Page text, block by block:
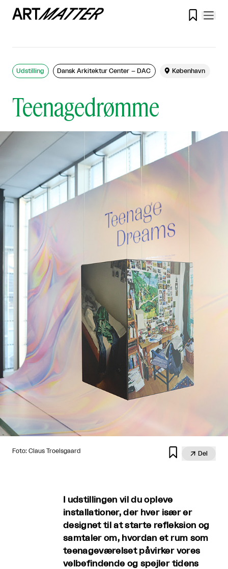

Teenagedrømme
Udstilling Dansk Arkitektur Center – DAC  København
Foto: Claus Troelsgaard   Del
I udstillingen vil du opleve
installationer, der hver især er
designet til at starte refleksion og
samtaler om, hvordan et rum som
teenageværelset påvirker vores
velbefindende og spejler tidens